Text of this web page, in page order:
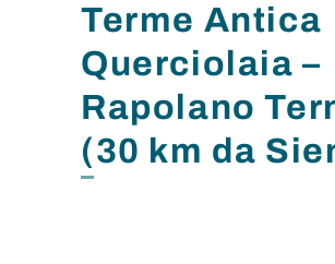
Terme Antica
Querciolaia –
Rapolano
(30 km da